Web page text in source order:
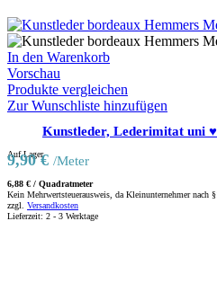
In den Warenkorb
Vorschau
Produkte vergleichen
Zur Wunschliste hinzufügen
Kunstleder, Lederimitat uni
Auf Lager
9,90€ /Meter
6,88 € / Quadratmeter
Kein Mehrwertsteuerausweis, da Kleinunternehmer nach
zzgl. Versandkosten
Lieferzeit: 2 - 3 Werktage